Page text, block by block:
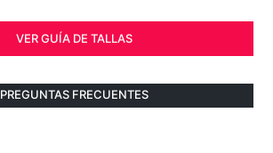
VER GUÍA DE TALLAS
PREGUNTAS FRECUENTES